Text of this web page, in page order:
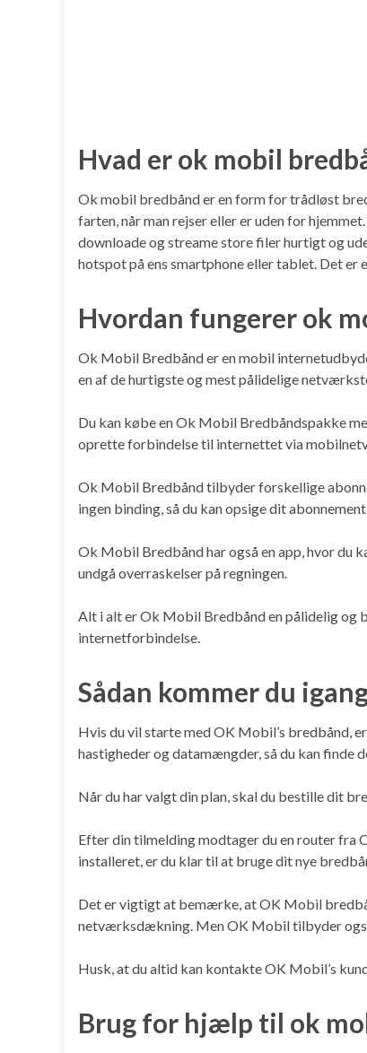
Hvad er ok mobil
Ok mobil bredbånd er en form for trådløst
farten, når man rejser eller er uden for
downloade og streame store filer hurtigt og
hotspot på ens smartphone eller tablet. Det er
Hvordan fungerer ok
Ok Mobil Bredbånd er en mobil
en af de hurtigste og mest pålidelige
Du kan købe en Ok Mobil Bredbåndspakke
oprette forbindelse til internettet via
Ok Mobil Bredbånd tilbyder forskellige
ingen binding, så du kan opsige dit
Ok Mobil Bredbånd har også en app, hvor du
undgå overraskelser på regningen.
Alt i alt er Ok Mobil Bredbånd en pålidelig og
internetforbindelse.
Sådan kommer du
Hvis du vil starte med OK Mobil’s bredbånd,
hastigheder og datamængder, så du kan finde
Når du har valgt din plan, skal du bestille dit
Efter din tilmelding modtager du en router fra
installeret, er du klar til at bruge dit nye
Det er vigtigt at bemærke, at OK Mobil
netværksdækning. Men OK Mobil tilbyder
Husk, at du altid kan kontakte OK Mobil’s
Brug for hjælp til ok